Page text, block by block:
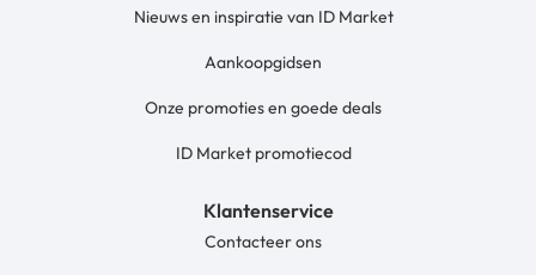
Nieuws en inspiratie van ID Market
Aankoopgidsen
Onze promoties en goede deals
ID Market promotiecod
Klantenservice
Contacteer ons